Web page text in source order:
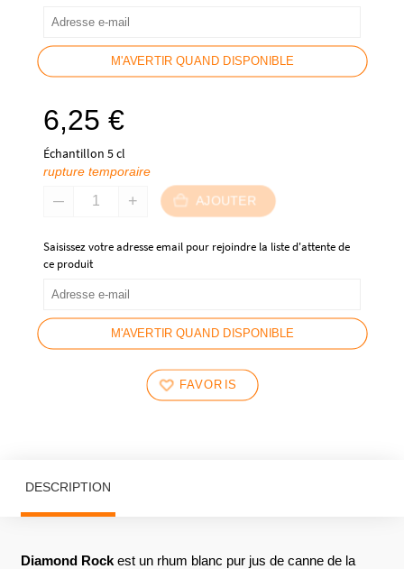
M'AVERTIR QUAND DISPONIBLE
6,25 €
Échantillon 5 cl
rupture temporaire
AJOUTER
Saisissez votre adresse email pour rejoindre la liste d'attente de
ce produit
M'AVERTIR QUAND DISPONIBLE
FAVORIS
DESCRIPTION
Diamond Rockest un rhum blanc pur jus de canne de la